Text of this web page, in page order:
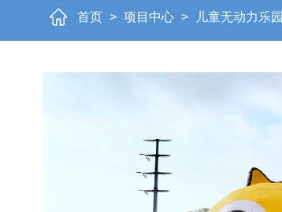
首页 > 项目中心 > 儿童无动力乐园